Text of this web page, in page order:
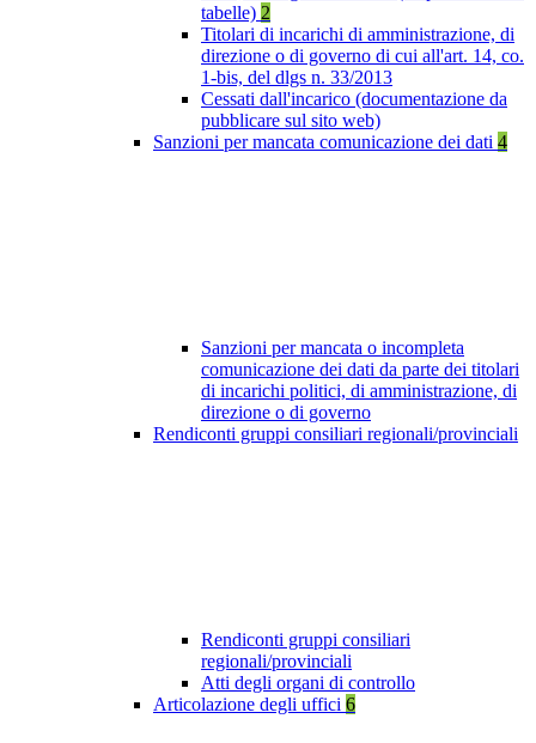
tabelle) 2
Titolari di incarichi di amministrazione, di
direzione o di governo di cui all'art. 14, co.
1-bis, del dlgs n. 33/2013
Cessati dall'incarico (documentazione da
pubblicare sul sito web)
Sanzioni per mancata comunicazione dei dati 4
Sanzioni per mancata o incompleta
comunicazione dei dati da parte dei titolari
di incarichi politici, di amministrazione, di
direzione o di governo
Rendiconti gruppi consiliari regionali/provinciali
Rendiconti gruppi consiliari
regionali/provinciali
Atti degli organi di controllo
Articolazione degli uffici 6